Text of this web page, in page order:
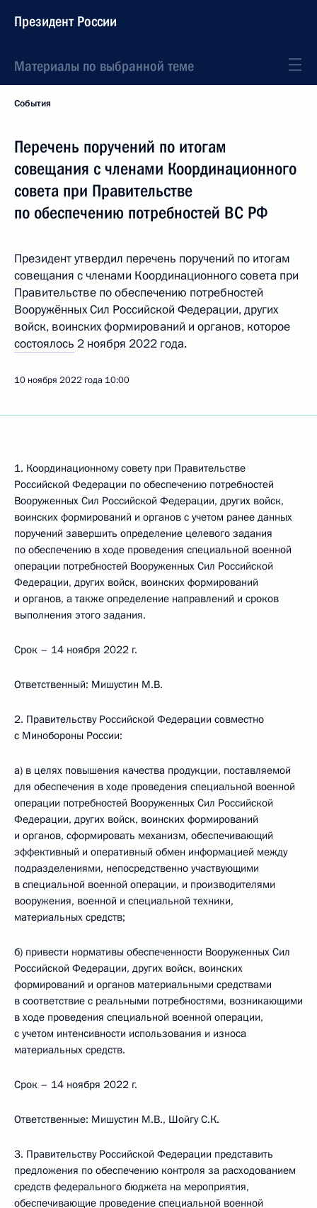
Президент России
Материалы по выбранной теме
События
Перечень поручений по итогам
совещания с членами Координационного
совета при Правительстве
по обеспечению потребностей ВС РФ
Президент утвердил перечень поручений по итогам
совещания с членами Координационного совета при
Правительстве по обеспечению потребностей
Вооружённых Сил Российской Федерации, других
войск, воинских формирований и органов, которое
состоялось 2 ноября 2022 года.
10 ноября 2022 года 10:00
1. Координационному совету при Правительстве
Российской Федерации по обеспечению потребностей
Вооруженных Сил Российской Федерации, других войск,
воинских формирований и органов с учетом ранее данных
поручений завершить определение целевого задания
по обеспечению в ходе проведения специальной военной
операции потребностей Вооруженных Сил Российской
Федерации, других войск, воинских формирований
и органов, а также определение направлений и сроков
выполнения этого задания.
Срок – 14 ноября 2022 г.
Ответственный: Мишустин М.В.
2. Правительству Российской Федерации совместно
с Минобороны России:
а) в целях повышения качества продукции, поставляемой
для обеспечения в ходе проведения специальной военной
операции потребностей Вооруженных Сил Российской
Федерации, других войск, воинских формирований
и органов, сформировать механизм, обеспечивающий
эффективный и оперативный обмен информацией между
подразделениями, непосредственно участвующими
в специальной военной операции, и производителями
вооружения, военной и специальной техники,
материальных средств;
б) привести нормативы обеспеченности Вооруженных Сил
Российской Федерации, других войск, воинских
формирований и органов материальными средствами
в соответствие с реальными потребностями, возникающими
в ходе проведения специальной военной операции,
с учетом интенсивности использования и износа
материальных средств.
Срок – 14 ноября 2022 г.
Ответственные: Мишустин М.В., Шойгу С.К.
3. Правительству Российской Федерации представить
предложения по обеспечению контроля за расходованием
средств федерального бюджета на мероприятия,
обеспечивающие проведение специальной военной